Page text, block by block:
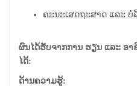
ຄະນະເສດຖະສາດ ແລະ
ຜົນໄດ້ຮັບຈາກການ ຮຽນ ແລະ ອ
ໄດ້:
ດ້ານຄວາມຮູ້: